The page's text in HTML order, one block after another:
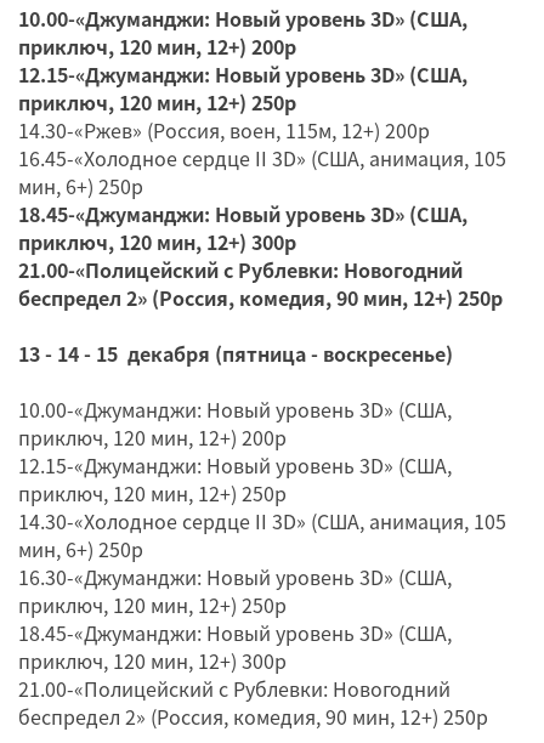
10.00-«Джуманджи: Новый уровень 3D» (США,
приключ, 120 мин, 12+) 200р
12.15-«Джуманджи: Новый уровень 3D» (США,
приключ, 120 мин, 12+) 250р
14.30-«Ржев» (Россия, воен, 115м, 12+) 200р
16.45-«Холодное сердце II 3D» (США, анимация, 105
мин, 6+) 250р
18.45-«Джуманджи: Новый уровень 3D» (США,
приключ, 120 мин, 12+) 300р
21.00-«Полицейский с Рублевки: Новогодний
беспредел 2» (Россия, комедия, 90 мин, 12+) 250р
13 - 14 - 15 декабря (пятница - воскресенье)
10.00-«Джуманджи: Новый уровень 3D» (США,
приключ, 120 мин, 12+) 200р
12.15-«Джуманджи: Новый уровень 3D» (США,
приключ, 120 мин, 12+) 250р
14.30-«Холодное сердце II 3D» (США, анимация, 105
мин, 6+) 250р
16.30-«Джуманджи: Новый уровень 3D» (США,
приключ, 120 мин, 12+) 250р
18.45-«Джуманджи: Новый уровень 3D» (США,
приключ, 120 мин, 12+) 300р
21.00-«Полицейский с Рублевки: Новогодний
беспредел 2» (Россия, комедия, 90 мин, 12+) 250р